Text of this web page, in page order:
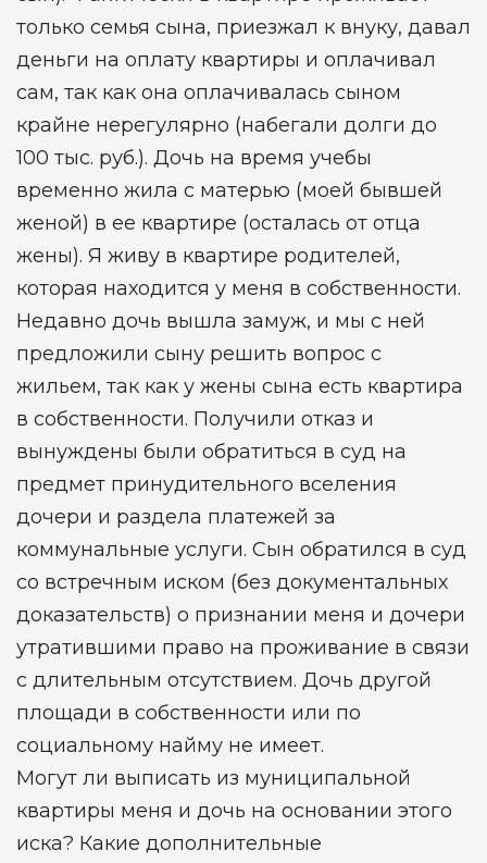
только семья сына, приезжал к внуку, давал
деньги на оплату квартиры и оплачивал
сам, так как она оплачивалась сыном
крайне нерегулярно (набегали долги до
100 тыс. руб.). Дочь на время учебы
временно жила с матерью (моей бывшей
женой) в ее квартире (осталась от отца
жены). Я живу в квартире родителей,
которая находится у меня в собственности.
Недавно дочь вышла замуж, и мы с ней
предложили сыну решить вопрос с
жильем, так как у жены сына есть квартира
в собственности. Получили отказ и
вынуждены были обратиться в суд на
предмет принудительного вселения
дочери и раздела платежей за
коммунальные услуги. Сын обратился в суд
со встречным иском (без документальных
доказательств) о признании меня и дочери
утратившими право на проживание в связи
с длительным отсутствием. Дочь другой
площади в собственности или по
социальному найму не имеет.
Могут ли выписать из муниципальной
квартиры меня и дочь на основании этого
иска? Какие дополнительные